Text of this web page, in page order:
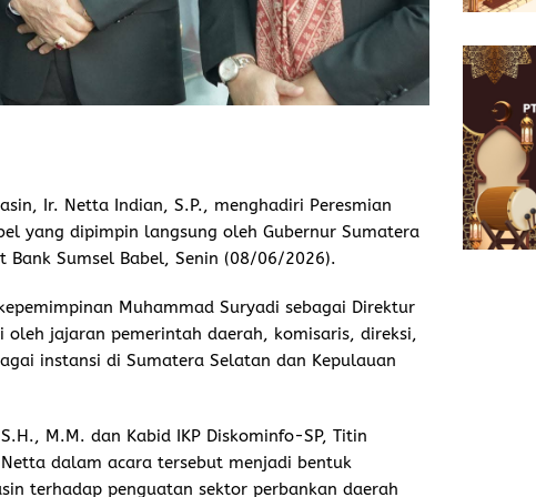
Ir. Netta Indian, S.P., menghadiri Peresmian
yang dipimpin langsung oleh Gubernur Sumatera
Sumsel Babel, Senin (08/06/2026).
Muhammad Suryadi sebagai Direktur
oleh jajaran pemerintah daerah, komisaris, direksi,
instansi di Sumatera Selatan dan Kepulauan
M.M. dan Kabid IKP Diskominfo-SP, Titin
dalam acara tersebut menjadi bentuk
terhadap penguatan sektor perbankan daerah